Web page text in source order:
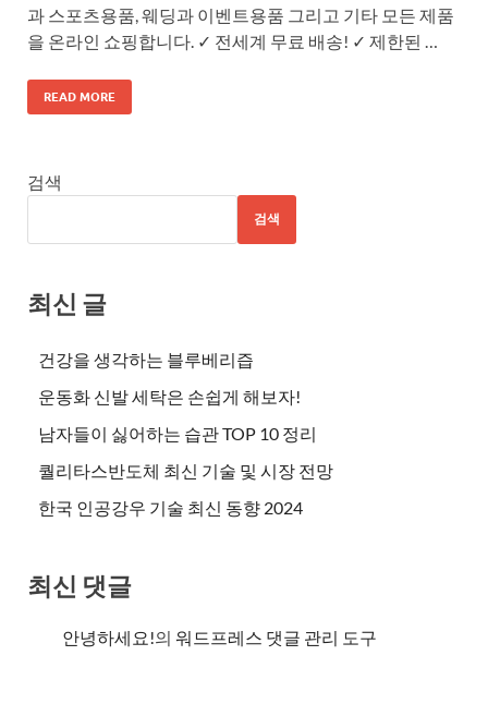
과 스포츠용품, 웨딩과 이벤트용품 그리고 기타 모든 제품
을 온라인 쇼핑합니다. ✓ 전세계 무료 배송! ✓ 제한된 …
READ MORE
검색
검색
최신 글
건강을 생각하는 블루베리즙
운동화 신발 세탁은 손쉽게 해보자!
남자들이 싫어하는 습관 TOP 10 정리
퀄리타스반도체 최신 기술 및 시장 전망
한국 인공강우 기술 최신 동향 2024
최신 댓글
안녕하세요!의 워드프레스 댓글 관리 도구